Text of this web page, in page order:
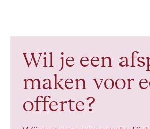
Wil je een
maken voor
offerte?